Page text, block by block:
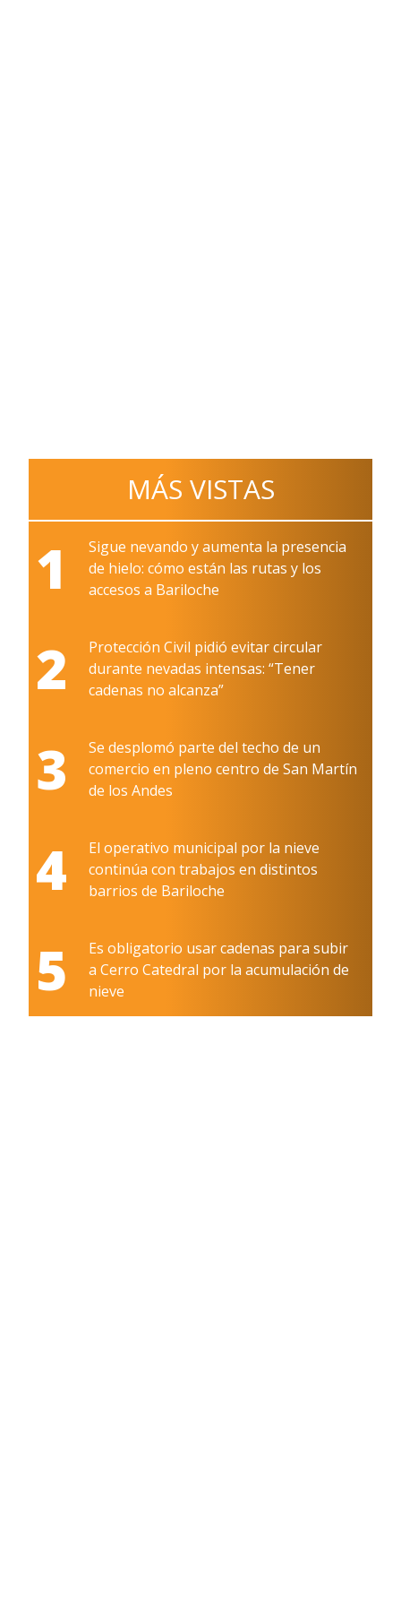
MÁS VISTAS
1
Sigue nevando y aumenta la presencia
de hielo: cómo están las rutas y los
accesos a Bariloche
2
Protección Civil pidió evitar circular
durante nevadas intensas: “Tener
cadenas no alcanza”
3
Se desplomó parte del techo de un
comercio en pleno centro de San Martín
de los Andes
4
El operativo municipal por la nieve
continúa con trabajos en distintos
barrios de Bariloche
5
Es obligatorio usar cadenas para subir
a Cerro Catedral por la acumulación de
nieve